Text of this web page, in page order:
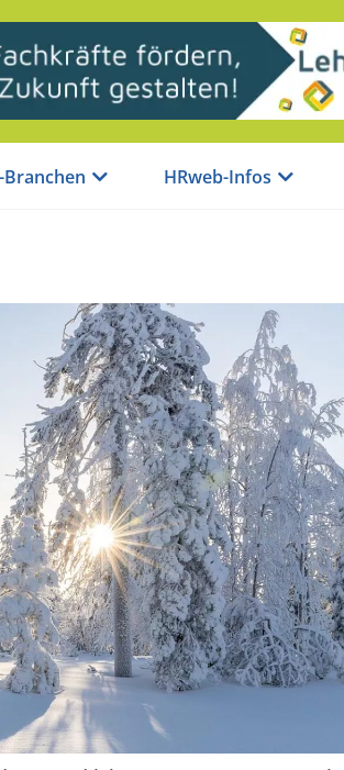
Branchen HRweb-Infos